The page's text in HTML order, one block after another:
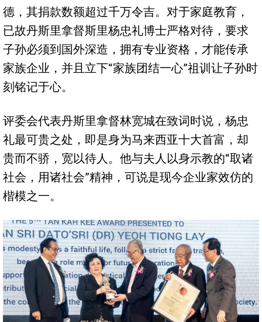
德，其捐款数额超过千万令吉。对于家庭教育，
已故丹斯里拿督斯里杨忠礼博士严格对待，要求
子孙必须到国外深造，拥有专业资格，才能传承
家族企业，并且立下“家族团结一心”祖训让子孙时
刻铭记于心。
评委会代表丹斯里拿督林宽城在致词时说，杨忠
礼最可贵之处，即是身为马来西亚十大首富，却
贵而不骄，宽以待人。他与夫人以身示教的“取诸
社会，用诸社会”精神，可说是现今企业家效仿的
楷模之一。